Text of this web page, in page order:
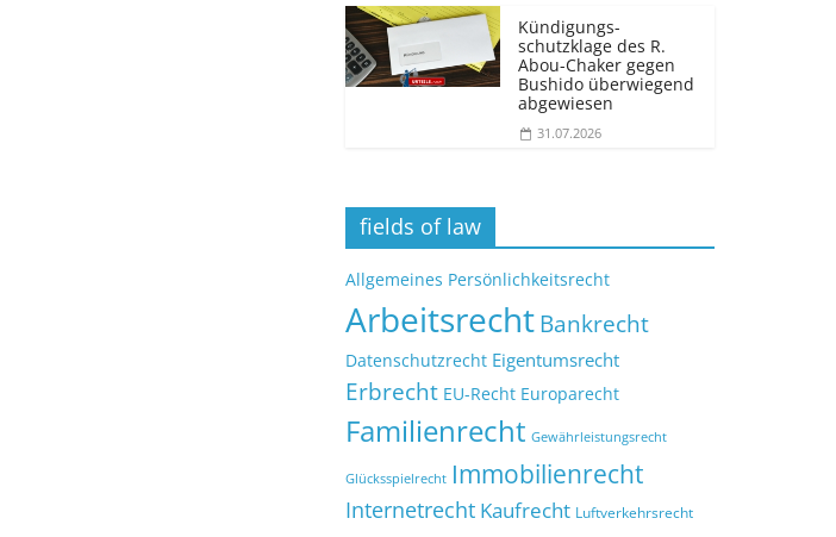
Kündigungs­
schutzklage des R.
Abou-Chaker gegen
Bushido überwiegend
abgewiesen
31.07.2026
fields of law
Allgemeines Persönlichkeitsrecht
ArbeitsrechtBankrecht
Datenschutzrecht Eigentumsrecht
Erbrecht EU-Recht Europarecht
Familienrecht Gewährleistungsrecht
Glücksspielrecht Immobilienrecht
Internetrecht Kaufrecht Luftverkehrsrecht